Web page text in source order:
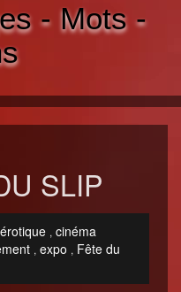
- Mots -
SLIP
, cinéma
, expo , Fête du